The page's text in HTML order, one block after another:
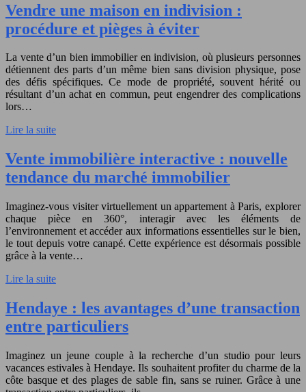
Vendre une maison en indivision :
procédure et pièges à éviter
La vente d’un bien immobilier en indivision, où plusieurs personnes
détiennent des parts d’un même bien sans division physique, pose
des défis spécifiques. Ce mode de propriété, souvent hérité ou
résultant d’un achat en commun, peut engendrer des complications
lors…
Lire la suite
Vente immobilière interactive : nouvelle
tendance du marché immobilier
Imaginez-vous visiter virtuellement un appartement à Paris, explorer
chaque pièce en 360°, interagir avec les éléments de
l’environnement et accéder aux informations essentielles sur le bien,
le tout depuis votre canapé. Cette expérience est désormais possible
grâce à la vente…
Lire la suite
Hendaye : les avantages d’une transaction
entre particuliers
Imaginez un jeune couple à la recherche d’un studio pour leurs
vacances estivales à Hendaye. Ils souhaitent profiter du charme de la
côte basque et des plages de sable fin, sans se ruiner. Grâce à une